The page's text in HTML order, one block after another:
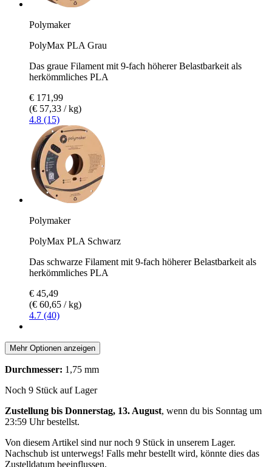
Polymaker
PolyMax PLA Grau
Das graue Filament mit 9-fach höherer Belastbarkeit als
herkömmliches PLA
€ 171,99
(€ 57,33 / kg)
4.8 (15)
Polymaker
PolyMax PLA Schwarz
Das schwarze Filament mit 9-fach höherer Belastbarkeit als
herkömmliches PLA
€ 45,49
(€ 60,65 / kg)
4.7 (40)
Mehr Optionen anzeigen
Durchmesser: 1,75 mm
Noch 9 Stück auf Lager
Zustellung bis Donnerstag, 13. August, wenn du bis Sonntag um
23:59 Uhrbestellst.
Von diesem Artikel sind nur noch 9 Stück in unserem Lager.
Nachschub ist unterwegs! Falls mehr bestellt wird, könnte dies das
Zustelldatum beeinflussen.